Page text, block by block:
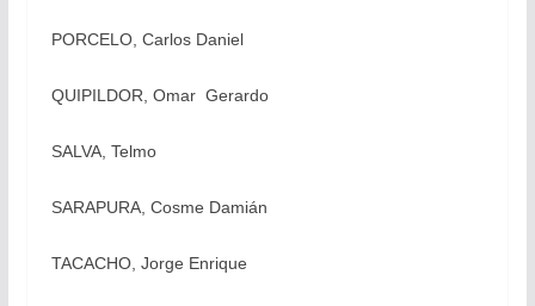
PORCELO, Carlos Daniel
QUIPILDOR, Omar Gerardo
SALVA, Telmo
SARAPURA, Cosme Damián
TACACHO, Jorge Enrique